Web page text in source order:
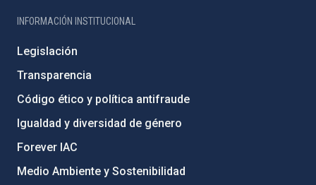
INFORMACIÓN INSTITUCIONAL
Legislación
Transparencia
Código ético y política antifraude
Igualdad y diversidad de género
Forever IAC
Medio Ambiente y Sostenibilidad